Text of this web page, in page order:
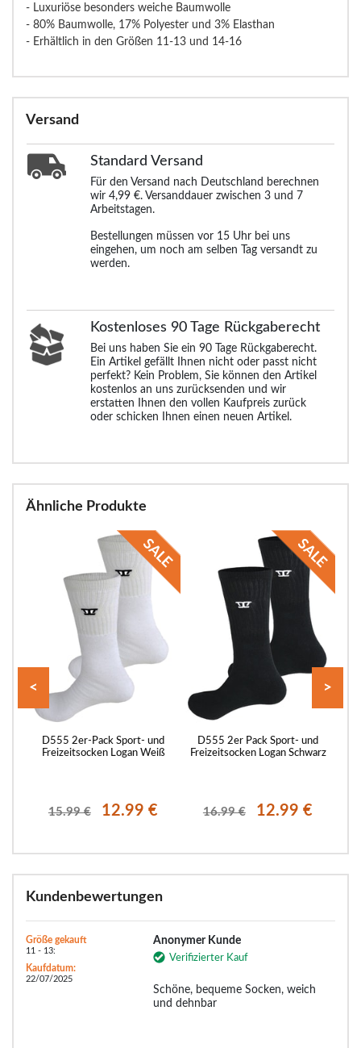
- Luxuriöse besonders weiche Baumwolle
- 80% Baumwolle, 17% Polyester und 3% Elasthan
- Erhältlich in den Größen 11-13 und 14-16
Versand
Standard Versand
Für den Versand nach Deutschland berechnen
wir 4,99 €. Versanddauer zwischen 3 und 7
Arbeitstagen.
Bestellungen müssen vor 15 Uhr bei uns
eingehen, um noch am selben Tag versandt zu
werden.
Kostenloses 90 Tage Rückgaberecht
Bei uns haben Sie ein 90 Tage Rückgaberecht.
Ein Artikel gefällt Ihnen nicht oder passt nicht
perfekt? Kein Problem, Sie können den Artikel
kostenlos an uns zurücksenden und wir
erstatten Ihnen den vollen Kaufpreis zurück
oder schicken Ihnen einen neuen Artikel.
Ähnliche Produkte
D555 2er-Pack Sport- und
Freizeitsocken Logan Weiß
15.99 € 12.99 €
D555 2er Pack Sport- und
Freizeitsocken Logan Schwarz
16.99 € 12.99 €
< >
Kundenbewertungen
Größe gekauft
11 - 13:
Kaufdatum:
22/07/2025
Anonymer Kunde
Verifizierter Kauf
Schöne, bequeme Socken, weich
und dehnbar